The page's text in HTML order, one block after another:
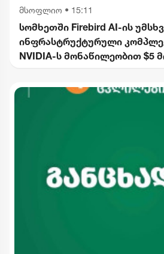
მსოფლიო • 15:11
სომხეთში Firebird AI-ის
ინფრასტრუქტურული
NVIDIA-ს მონაწილეობით $5